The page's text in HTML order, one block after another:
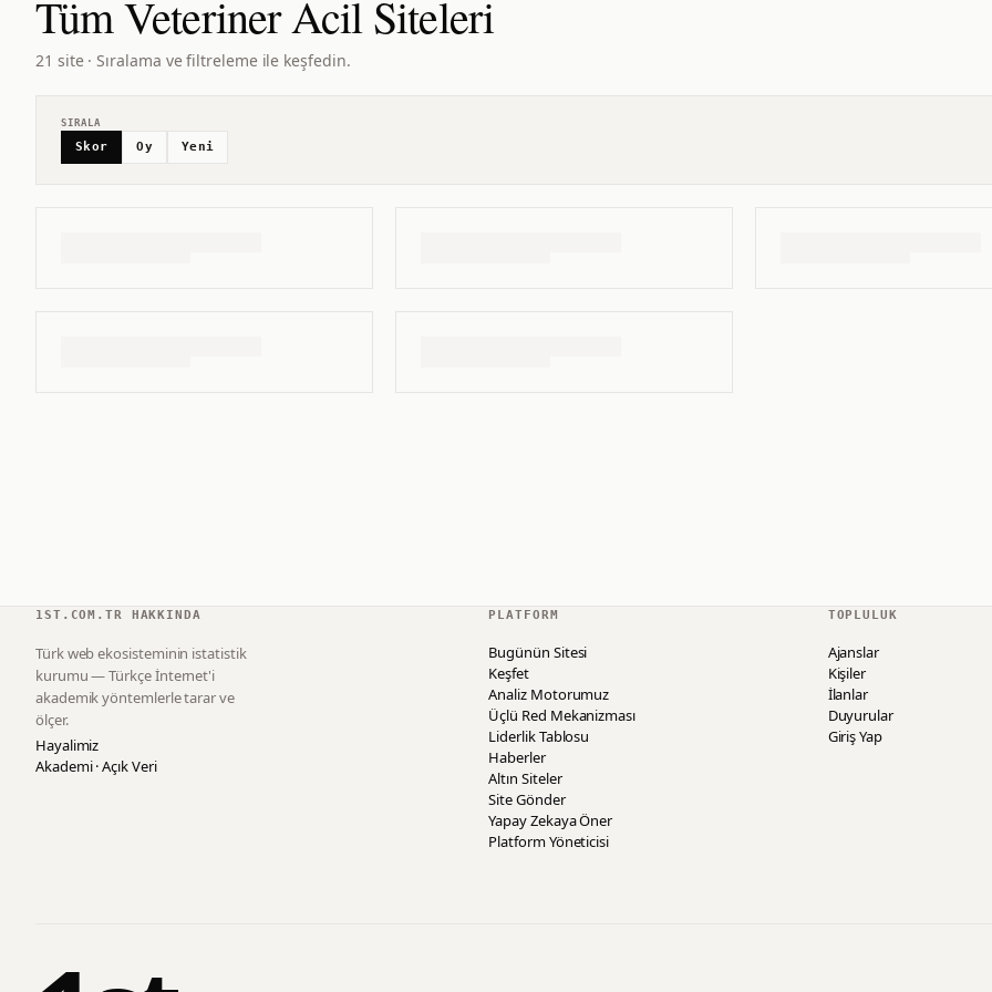
TümVeteriner AcilSiteleri
21 site · Sıralama ve filtreleme ile keşfedin.
SIRALA
Skor Oy Yeni
1ST.COM.TR HAKKINDA
Türk web ekosisteminin istatistik
kurumu — Türkçe İnternet'i
akademik yöntemlerle tarar ve
ölçer.
Hayalimiz
Akademi · Açık Veri
PLATFORM
Bugünün Sitesi
Keşfet
Analiz Motorumuz
Üçlü Red Mekanizması
Liderlik Tablosu
Haberler
Altın Siteler
Site Gönder
Yapay Zekaya Öner
Platform Yöneticisi
TOPLULUK
Ajanslar
Kişiler
İlanlar
Duyurular
Giriş Yap